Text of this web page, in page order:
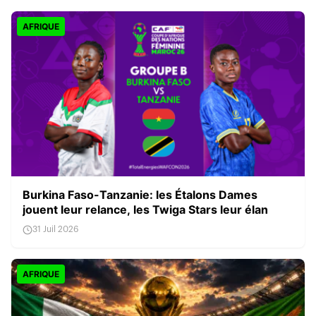
AFRIQUE
Burkina Faso-Tanzanie: les Étalons Dames
jouent leur relance, les Twiga Stars leur élan
31 Juil 2026
AFRIQUE